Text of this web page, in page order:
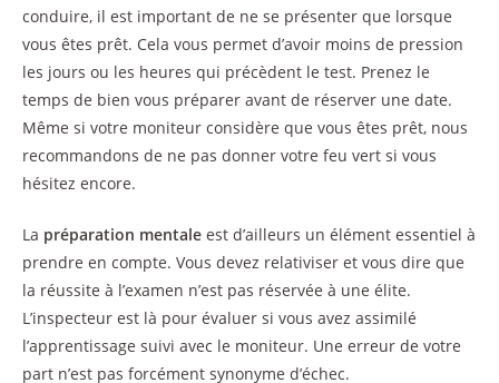
conduire, il est important de ne se présenter que lorsque
vous êtes prêt. Cela vous permet d’avoir moins de pression
les jours ou les heures qui précèdent le test. Prenez le
temps de bien vous préparer avant de réserver une date.
Même si votre moniteur considère que vous êtes prêt, nous
recommandons de ne pas donner votre feu vert si vous
hésitez encore.
La préparation mentale est d’ailleurs un élément essentiel à
prendre en compte. Vous devez relativiser et vous dire que
la réussite à l’examen n’est pas réservée à une élite.
L’inspecteur est là pour évaluer si vous avez assimilé
l’apprentissage suivi avec le moniteur. Une erreur de votre
part n’est pas forcément synonyme d’échec.